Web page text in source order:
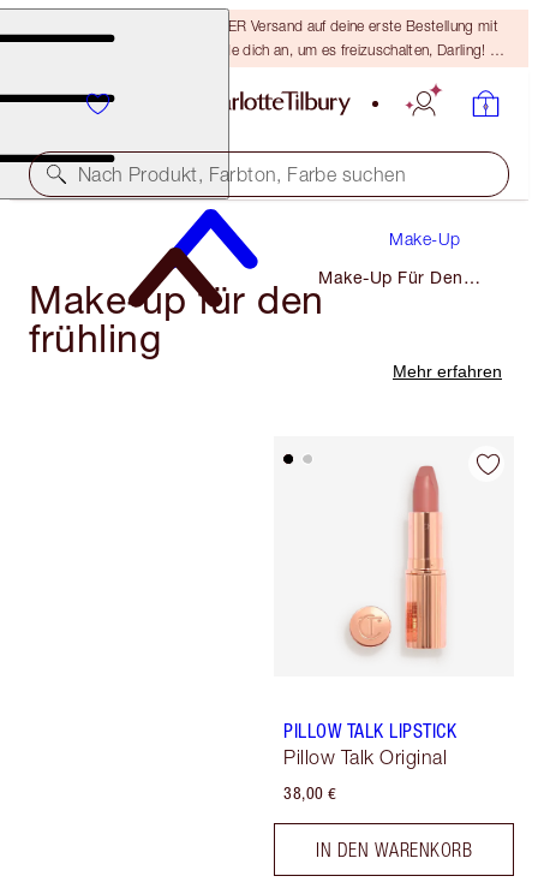
15 % Rabatt & KOSTENLOSER Versand auf deine erste Bestellung mit
dem Code DARLING15 – melde dich an, um es freizuschalten, Darling! Es
Nach Produkt, Farbton, Farbe suchen
Make-Up
Make-Up Für Den
Frühling
Make-up für den
frühling
Mehr erfahren
PILLOW TALK LIPSTICK
Pillow Talk Original
38,00 €
IN DEN WARENKORB